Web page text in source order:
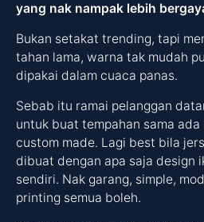
yang nak nampak lebih
Bukan setakat trending, tapi
tahan lama, warna tak mudah
dipakai dalam cuaca panas.
Sebab itu ramai pelanggan
untuk buat tempahan sama
custom made. Lagi best bila
dibuat dengan apa saja design
sendiri. Nak garang, simple,
printing semua boleh.